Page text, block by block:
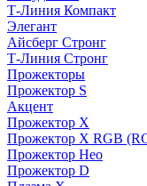
Т-Линия Компакт
Элегант
Айсберг Стронг
Т-Линия Стронг
Прожекторы
Прожектор S
Акцент
Прожектор X
Прожектор Х RGB
Прожектор Нео
Прожектор D